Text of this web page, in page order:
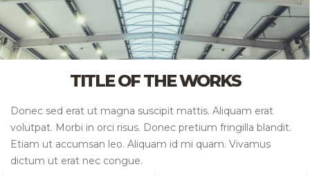
TITLE OF THE WORKS​
Donec sed erat ut magna suscipit mattis. Aliquam erat
volutpat. Morbi in orci risus. Donec pretium fringilla blandit.
Etiam ut accumsan leo. Aliquam id mi quam. Vivamus
dictum ut erat nec congue.